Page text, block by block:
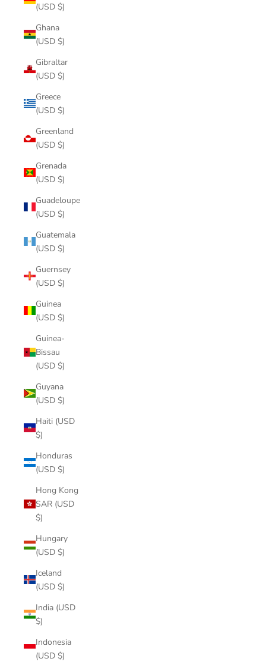
(USD $)
Ghana
(USD $)
Gibraltar
(USD $)
Greece
(USD $)
Greenland
(USD $)
Grenada
(USD $)
Guadeloupe
(USD $)
Guatemala
(USD $)
Guernsey
(USD $)
Guinea
(USD $)
Guinea-
Bissau
(USD $)
Guyana
(USD $)
Haiti (USD
$)
Honduras
(USD $)
Hong Kong
SAR (USD
$)
Hungary
(USD $)
Iceland
(USD $)
India (USD
$)
Indonesia
(USD $)